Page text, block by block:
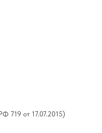
719 от 17.07.2015)